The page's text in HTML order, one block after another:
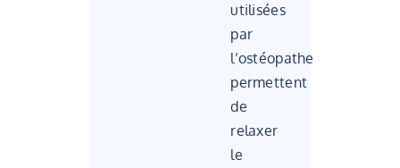
utilisées
par
l’ostéopathe
permettent
de
relaxer
le